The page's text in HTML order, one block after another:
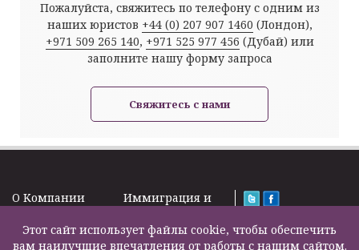
Пожалуйста, свяжитесь по телефону с одним из
наших юристов +44 (0) 207 907 1460 (Лондон),
+971 509 265 140, +971 525 977 456 (Дубай) или
заполните нашу форму запроса
Свяжитесь с нами
O Kомпании
Подписка на
новости
Иммиграция и
Налоги и пенсии
Бизнес услуги
2000 – 2026©
Этот сайт использует файлы cookie, чтобы обеспечить
вам наилучшие впечатления от работы с нашим сайтом.